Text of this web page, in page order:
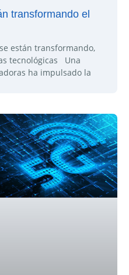
transformando el
están transformando,
tecnológicas Una
ha impulsado la